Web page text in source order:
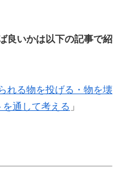
良いかは以下の記事で紹
れる物を投げる・物を壊
通して考える 」